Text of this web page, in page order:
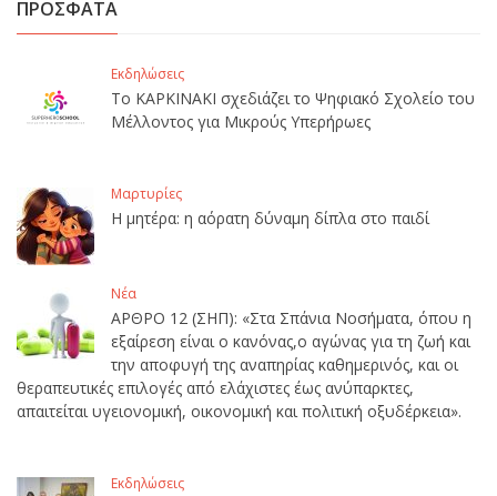
ΠΡΟΣΦΑΤΑ
Εκδηλώσεις
Το ΚΑΡΚΙΝΑΚΙ σχεδιάζει το Ψηφιακό Σχολείο του
Μέλλοντος για Μικρούς Υπερήρωες
Μαρτυρίες
Η μητέρα: η αόρατη δύναμη δίπλα στο παιδί
Νέα
ΑΡΘΡΟ 12 (ΣΗΠ): «Στα Σπάνια Νοσήματα, όπου η
εξαίρεση είναι ο κανόνας,ο αγώνας για τη ζωή και
την αποφυγή της αναπηρίας καθημερινός, και οι
θεραπευτικές επιλογές από ελάχιστες έως ανύπαρκτες,
απαιτείται υγειονομική, οικονομική και πολιτική οξυδέρκεια».
Εκδηλώσεις